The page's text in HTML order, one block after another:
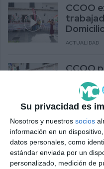
Su privacidad es
Nosotros y nuestros socios
información en un
datos personales, como
estándar enviada por un
personalizado, medición de
CCOO
ACTUALIDAD
CCOO
efecto
ACTUALIDAD
El
borde
ACTUALIDAD